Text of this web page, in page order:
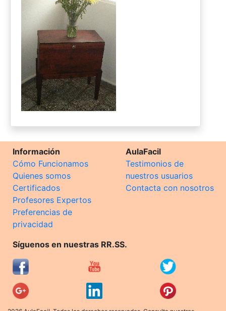
Información
Cómo Funcionamos
Quienes somos
Certificados
Profesores Expertos
Preferencias de
privacidad
AulaFacil
Testimonios de
nuestros usuarios
Contacta con nosotros
Síguenos en nuestras RR.SS.